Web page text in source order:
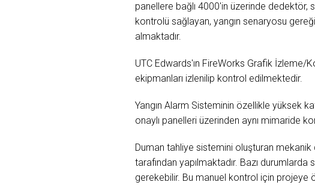
panellere bağlı 4000'in üzerinde dedektör,
kontrolü sağlayan, yangın senaryosu
almaktadır.
UTC Edwards'ın FireWorks Grafik İzleme/
ekipmanları izlenilip kontrol edilmektedir.
Yangın Alarm Sisteminin özellikle yüksek
onaylı panelleri üzerinden aynı mimaride
Duman tahliye sistemini oluşturan
tarafından yapılmaktadır. Bazı
gerekebilir. Bu manuel kontrol için projeye